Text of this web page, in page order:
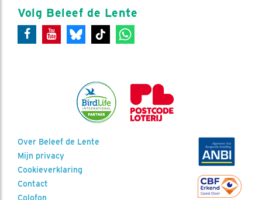
Volg Beleef de Lente
Over Beleef de Lente
Mijn privacy
Cookieverklaring
Contact
Colofon